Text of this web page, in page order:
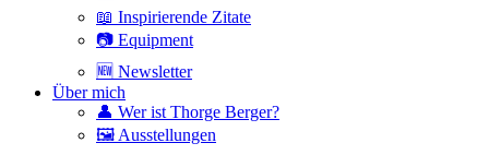
📖 Inspirierende Zitate
📷 Equipment
🆕 Newsletter
Über mich
👤 Wer ist Thorge Berger?
🖼 Ausstellungen